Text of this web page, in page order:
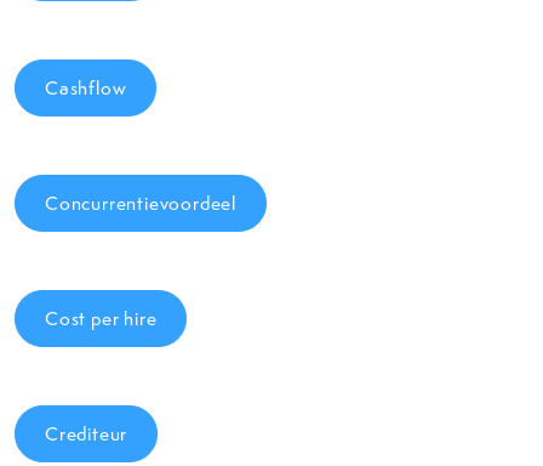
Cashflow
Concurrentievoordeel
Cost per hire
Crediteur